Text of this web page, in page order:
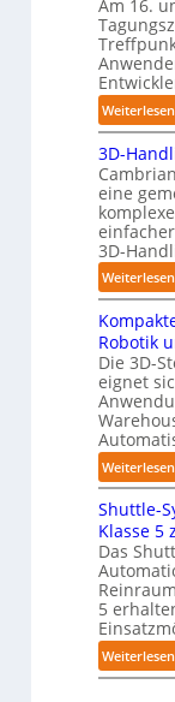
n
p
e
r
C
o
b
o
t
b
e
s
t
ä
n
d
i
g
e
P
o
l
y
m
e
r
l
a
g
e
ü
r
T
a
u
c
h
Am 16.
Weiterlesen:
t
s
2
3D-
eine
3D-
Weiterlesen:
Robotik
Die 3D-
eignet
Weiterlesen:
Shuttle-
Klasse 5
Das
5
Weiterlesen: